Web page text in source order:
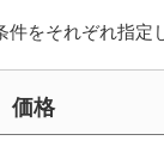
件をそれぞれ指定
価格